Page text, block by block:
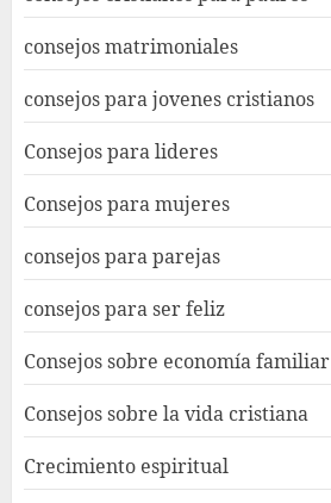
consejos matrimoniales
consejos para jovenes cristianos
Consejos para lideres
Consejos para mujeres
consejos para parejas
consejos para ser feliz
Consejos sobre economía familiar
Consejos sobre la vida cristiana
Crecimiento espiritual